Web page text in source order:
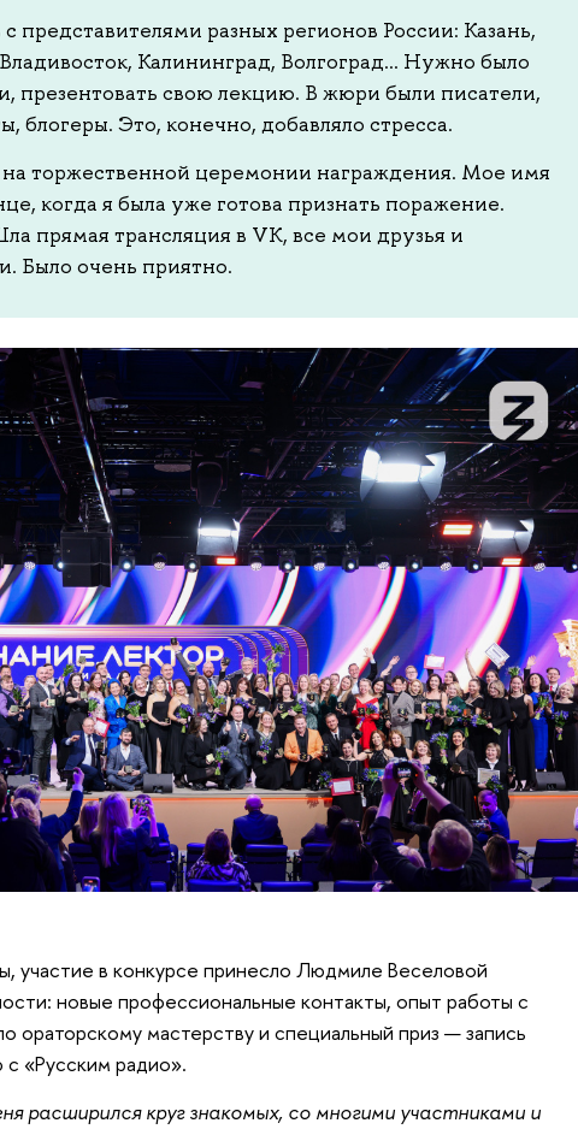
представителями разных регионов России: Казань,
Калининград, Волгоград… Нужно было
презентовать свою лекцию. В жюри были писатели,
блогеры. Это, конечно, добавляло стресса.
на торжественной церемонии награждения. Мое имя
когда я была уже готова признать поражение.
прямая трансляция в VK, все мои друзья и
Было очень приятно.
участие в конкурсе принесло Людмиле Веселовой
новые профессиональные контакты, опыт работы с
ораторскому мастерству и специальный приз — запись
«Русским радио».
расширился круг знакомых, со многими участниками и